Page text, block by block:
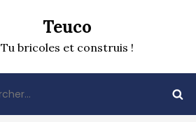
Teuco
Tu bricoles et construis !